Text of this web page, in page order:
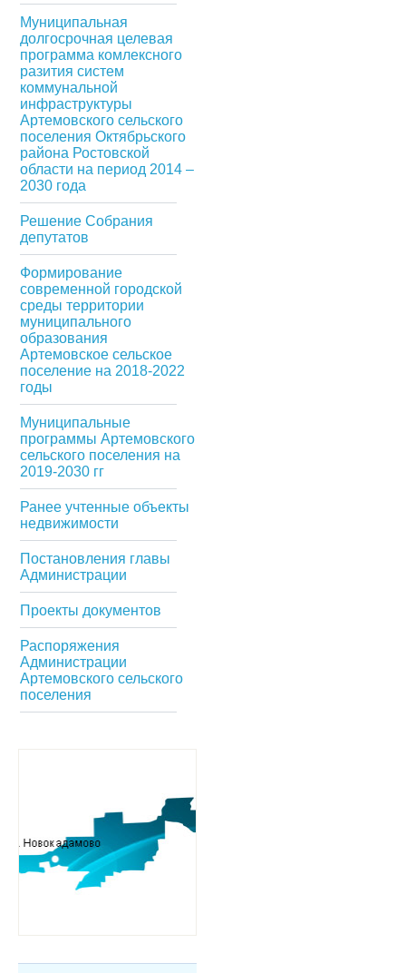
Муниципальная
долгосрочная целевая
программа комлексного
разития систем
коммунальной
инфраструктуры
Артемовского сельского
поселения Октябрьского
района Ростовской
области на период 2014 –
2030 года
Решение Собрания
депутатов
Формирование
современной городской
среды территории
муниципального
образования
Артемовское сельское
поселение на 2018-2022
годы
Муниципальные
программы Артемовского
сельского поселения на
2019-2030 гг
Ранее учтенные объекты
недвижимости
Постановления главы
Администрации
Проекты документов
Распоряжения
Администрации
Артемовского сельского
поселения